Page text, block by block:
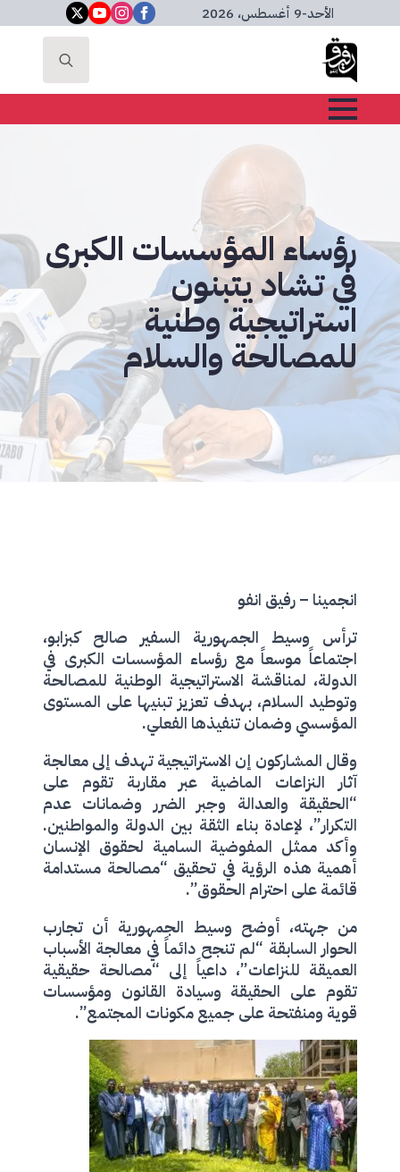
الأحد-9 أغسطس، 2026
Search
رؤساء المؤسسات الكبرى
في تشاد يتبنون
استراتيجية وطنية
للمصالحة والسلام
انجمينا – رفيق انفو
ترأس وسيط الجمهورية السفير صالح كبزابو،
اجتماعاً موسعاً مع رؤساء المؤسسات الكبرى في
الدولة، لمناقشة الاستراتيجية الوطنية للمصالحة
وتوطيد السلام، بهدف تعزيز تبنيها على المستوى
المؤسسي وضمان تنفيذها الفعلي.
وقال المشاركون إن الاستراتيجية تهدف إلى معالجة
آثار النزاعات الماضية عبر مقاربة تقوم على
“الحقيقة والعدالة وجبر الضرر وضمانات عدم
التكرار”، لإعادة بناء الثقة بين الدولة والمواطنين.
وأكد ممثل المفوضية السامية لحقوق الإنسان
أهمية هذه الرؤية في تحقيق “مصالحة مستدامة
قائمة على احترام الحقوق”.
من جهته، أوضح وسيط الجمهورية أن تجارب
الحوار السابقة “لم تنجح دائماً في معالجة الأسباب
العميقة للنزاعات”، داعياً إلى “مصالحة حقيقية
تقوم على الحقيقة وسيادة القانون ومؤسسات
قوية ومنفتحة على جميع مكونات المجتمع”.